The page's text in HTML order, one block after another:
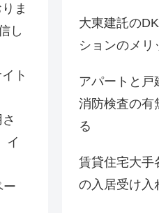
ま
し
ト
イ
ー
大東建託の
ションのメリ
アパートと戸
消防検査の有
る
賃貸住宅大
の入居受け入